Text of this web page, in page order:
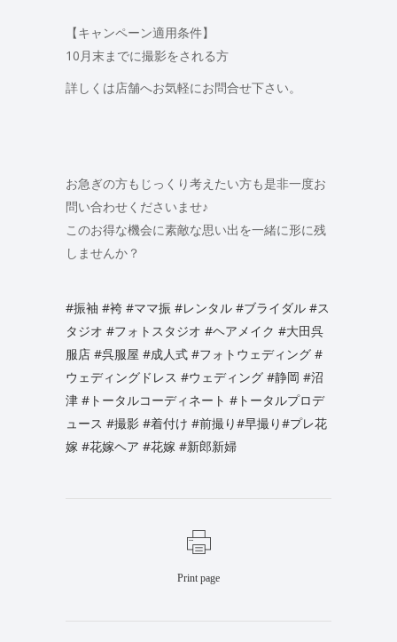
【キャンペーン適用条件】
10月末までに撮影をされる方
詳しくは店舗へお気軽にお問合せ下さい。
お急ぎの方もじっくり考えたい方も是非一度お
問い合わせくださいませ♪
このお得な機会に素敵な思い出を一緒に形に残
しませんか？
#振袖 #袴 #ママ振 #レンタル #ブライダル #ス
タジオ #フォトスタジオ #ヘアメイク #大田呉
服店 #呉服屋 #成人式 #フォトウェディング #
ウェディングドレス #ウェディング #静岡 #沼
津 #トータルコーディネート #トータルプロデ
ュース #撮影 #着付け #前撮り#早撮り#プレ花
嫁 #花嫁ヘア #花嫁 #新郎新婦
Print page